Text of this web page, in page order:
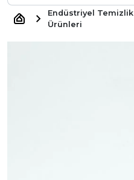
Endüstriyel Temizlik
Ürünleri